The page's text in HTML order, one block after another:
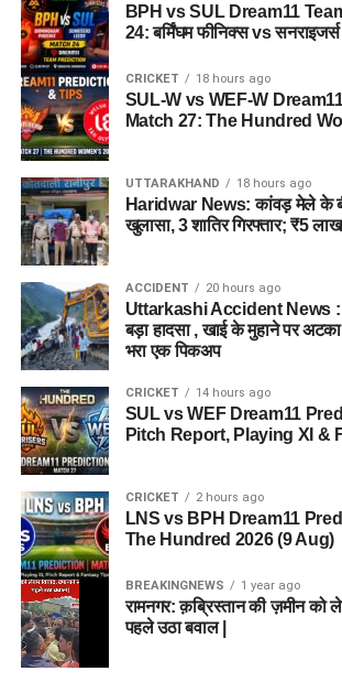
खुलासा, 3 शातिर गिरफ्तार; ₹5 लाख कैश
Uttarkashi Accident News : गंगोत्री
हादसा , खाई के मुहाने पर अटका कांवड़
पिकअप
BPH vs SUL Dream11
24: बर्मिंघम फीनिक्स vs
CRICKET 18 hours ago
SUL-W vs WEF-W
Match 27: The Hundred
UTTARAKHAND 18 hours ago
Haridwar News: कांवड़ मेले के
खुलासा, 3 शातिर गिरफ्तार; ₹5
ACCIDENT 20 hours ago
Uttarkashi Accident News :
बड़ा हादसा , खाई के मुहाने पर
भरा एक पिकअप
CRICKET 14 hours ago
SUL vs WEF Dream11
Pitch Report, Playing XI &
CRICKET 2 hours ago
LNS vs BPH Dream11
The Hundred 2026 (9 Aug)
BREAKINGNEWS 1 year ago
रामनगर: क़ब्रिस्तान की ज़मीन को
पहले उठा बवाल |